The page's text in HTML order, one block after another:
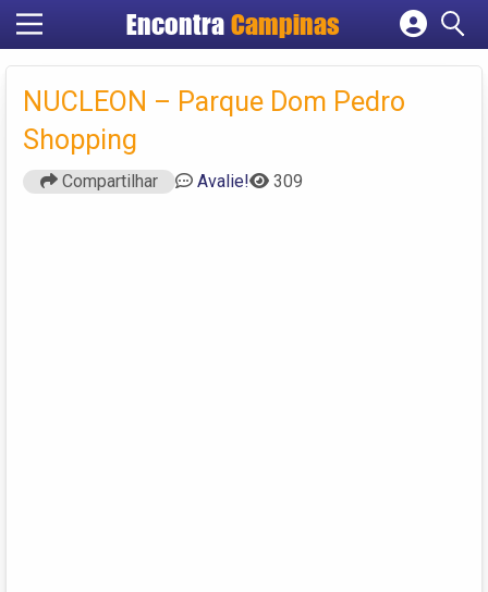
Encontra Campinas
Cadastrar empresa
Criar conta
NUCLEON – Parque Dom Pedro
Shopping
Compartilhar Avalie! 309